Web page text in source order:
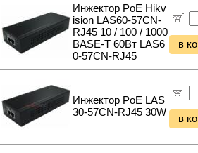
Инжектор PoE Hikv
ision LAS60-57CN-
RJ45 10 / 100 / 1000
BASE-T 60Вт LAS6
0-57CN-RJ45
в
Инжектор PoE LAS
30-57CN-RJ45 30W
в